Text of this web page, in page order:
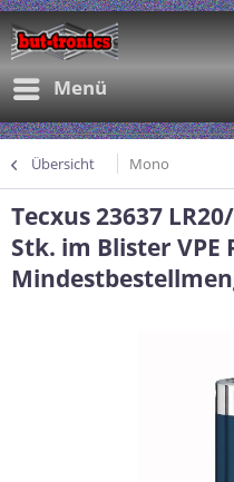
Menü
Übersicht Mono
Tecxus 23637
Stk. im Blister VPE